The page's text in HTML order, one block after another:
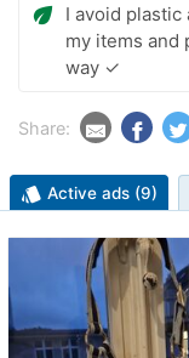
eco I avoid
my items
way ✓
Share:
style Active ads (9)